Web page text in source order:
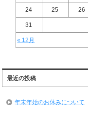
« 12月
24 25 26
31
最近の投稿
年末年始のお休みについて